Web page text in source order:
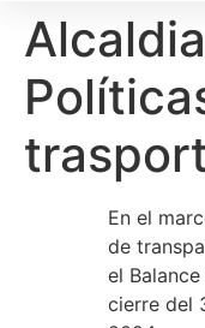
En el
de
el
cierre del